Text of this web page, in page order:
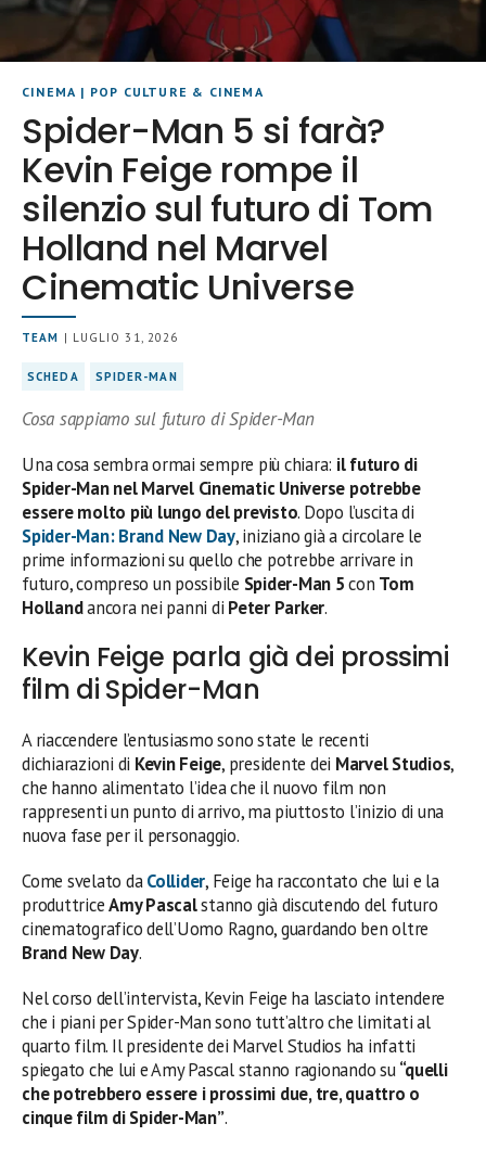
CINEMA | POP CULTURE & CINEMA
Spider-Man 5 si farà?
Kevin Feige rompe il
silenzio sul futuro di Tom
Holland nel Marvel
Cinematic Universe
TEAM | LUGLIO 31, 2026
SCHEDA SPIDER-MAN
Cosa sappiamo sul futuro di Spider-Man
Una cosa sembra ormai sempre più chiara: il futuro di
Spider-Man nel Marvel Cinematic Universe potrebbe
essere molto più lungo del previsto. Dopo l’uscita di
Spider-Man: Brand New Day, iniziano già a circolare le
prime informazioni su quello che potrebbe arrivare in
futuro, compreso un possibile Spider-Man 5con Tom
Hollandancora nei panni di Peter Parker.
Kevin Feige parla già dei prossimi
film di Spider-Man
A riaccendere l’entusiasmo sono state le recenti
dichiarazioni di Kevin Feige, presidente dei Marvel Studios,
che hanno alimentato l’idea che il nuovo film non
rappresenti un punto di arrivo, ma piuttosto l’inizio di una
nuova fase per il personaggio.
Come svelato daCollider, Feige ha raccontato che lui e la
produttriceAmy Pascalstanno già discutendo del futuro
cinematografico dell’Uomo Ragno, guardando ben oltre
Brand New Day.
Nel corso dell’intervista, Kevin Feige ha lasciato intendere
che i piani per Spider-Man sono tutt’altro che limitati al
quarto film. Il presidente dei Marvel Studios ha infatti
spiegato che lui e Amy Pascal stanno ragionando su“quelli
che potrebbero essere i prossimi due, tre, quattro o
cinque film di Spider-Man”.